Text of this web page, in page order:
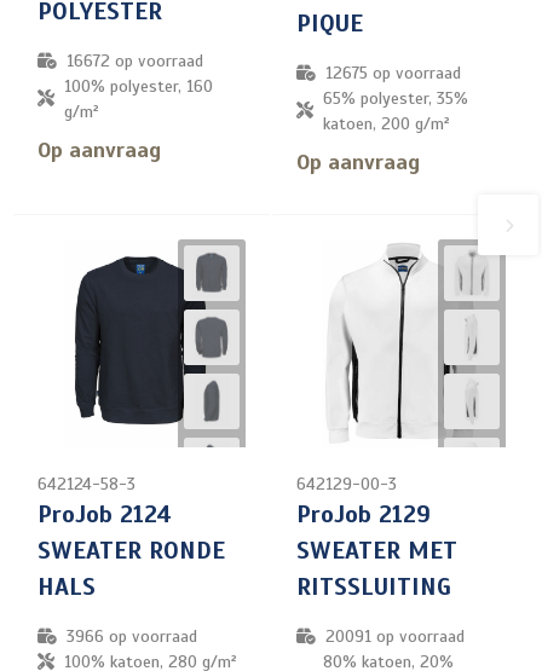
POLYESTER
16672 op voorraad
100% polyester, 160
g/m²
Op aanvraag
PIQUE
12675 op voorraad
65% polyester, 35%
katoen, 200 g/m²
Op aanvraag
642124-58-3
ProJob 2124
SWEATER RONDE
HALS
3966 op voorraad
100% katoen, 280 g/m²
642129-00-3
ProJob 2129
SWEATER MET
RITSSLUITING
20091 op voorraad
80% katoen, 20%